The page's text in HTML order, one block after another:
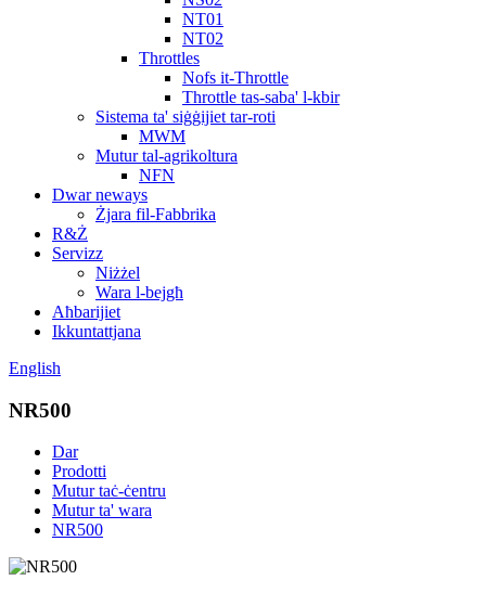
NT01
NT02
Throttles
Nofs it-Throttle
Throttle tas-saba' l-kbir
Sistema ta' siġġijiet tar-roti
MWM
Mutur tal-agrikoltura
NFN
Dwar neways
Żjara fil-Fabbrika
R&Ż
Servizz
Niżżel
Wara l-bejgħ
Aħbarijiet
Ikkuntattjana
English
NR500
Dar
Prodotti
Mutur taċ-ċentru
Mutur ta' wara
NR500